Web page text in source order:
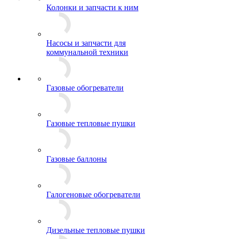
Колонки и запчасти к ним
Насосы и запчасти для
коммунальной техники
Газовые обогреватели
Газовые тепловые пушки
Газовые баллоны
Галогеновые обогреватели
Дизельные тепловые пушки